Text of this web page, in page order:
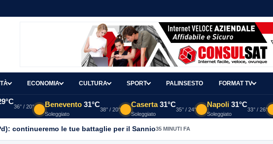
ECONOMIA CULTURA SPORT PALINSESTO FORMAT TV
36° / 20° Benevento 31°C
Soleggiato
38° / 20°
Caserta 31°C
Soleggiato
35° / 24°
Napoli 31°C
Soleggiato
33° / 26°
continueremo le tue battaglie per il Sannio35 MINUTI FA